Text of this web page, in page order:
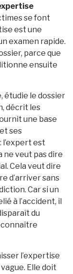
se font
est une
examen rapide.
parce que
ensuite
étudie le dossier
décrit les
une base
ses
est
ne veut pas dire
Cela veut dire
d’arriver sans
Car si un
à l’accident, il
du
l’expertise
Elle doit